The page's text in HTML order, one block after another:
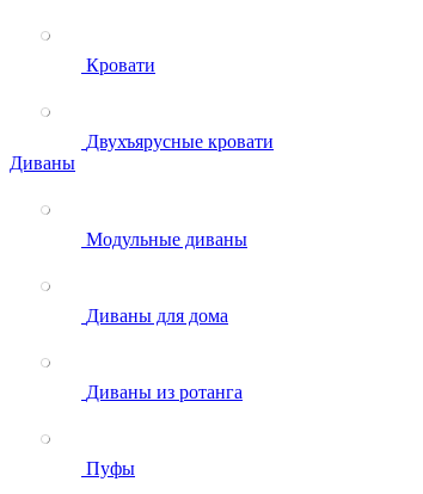
Кровати
Двухъярусные кровати
Диваны
Модульные диваны
Диваны для дома
Диваны из ротанга
Пуфы